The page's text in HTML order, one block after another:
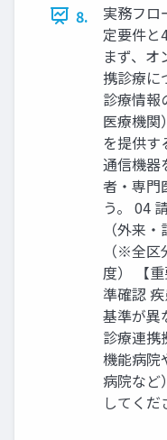
8.
実務フロ
定要件と
まず、
携診療に
診療情報
医療機関
を提供す
通信機器
者・専門
う。 04
（外来
（※全
度） 【
準確認
基準が異
診療連携
機能病院
病院など
してくだ